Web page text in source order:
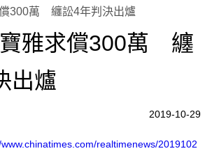
300萬 纏訟4年判決出爐
雅求償300萬 纏
出爐
2019-10-29
realtimenews/2019102